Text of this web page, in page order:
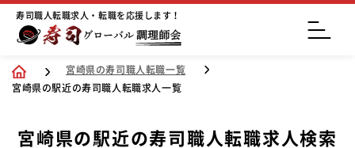
寿司職人転職求人・転職を応援します！
宮崎県の寿司職人転職一覧
宮崎県の駅近の寿司職人転職求人一覧
宮崎県の駅近の寿司職人転職求人検索